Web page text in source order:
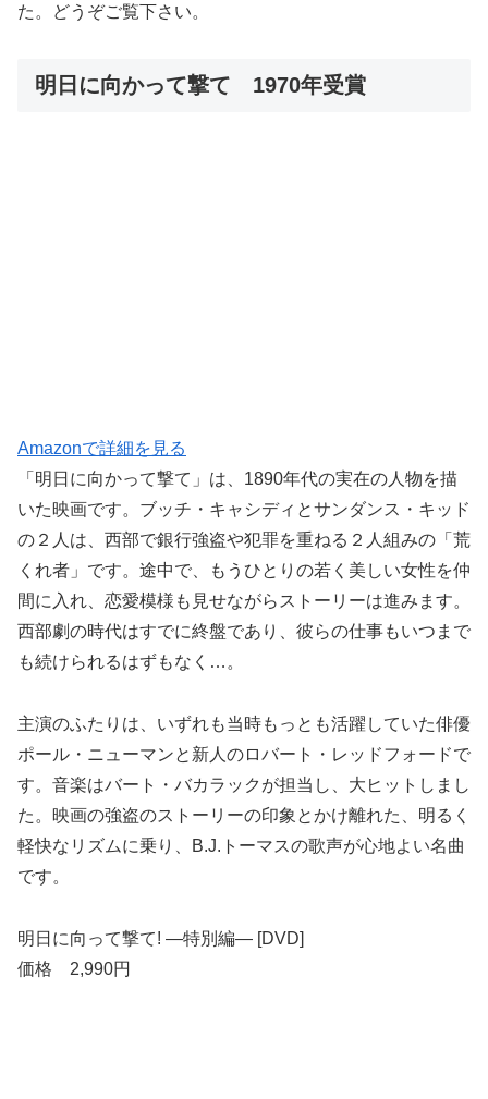
た。どうぞご覧下さい。
明日に向かって撃て 1970年受賞
Amazonで詳細を見る
「明日に向かって撃て」は、1890年代の実在の人物を描
いた映画です。ブッチ・キャシディとサンダンス・キッド
の２人は、西部で銀行強盗や犯罪を重ねる２人組みの「荒
くれ者」です。途中で、もうひとりの若く美しい女性を仲
間に入れ、恋愛模様も見せながらストーリーは進みます。
西部劇の時代はすでに終盤であり、彼らの仕事もいつまで
も続けられるはずもなく…。
主演のふたりは、いずれも当時もっとも活躍していた俳優
ポール・ニューマンと新人のロバート・レッドフォードで
す。音楽はバート・バカラックが担当し、大ヒットしまし
た。映画の強盗のストーリーの印象とかけ離れた、明るく
軽快なリズムに乗り、B.J.トーマスの歌声が心地よい名曲
です。
明日に向って撃て! ―特別編― [DVD]
価格 2,990円